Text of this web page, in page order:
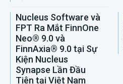
Nucleus Software và
FPT Ra Mắt FinnOne
Neo® 9.0 và
FinnAxia® 9.0 tại Sự
Kiện Nucleus
Synapse Lần Đầu
Tiên tại Việt Nam